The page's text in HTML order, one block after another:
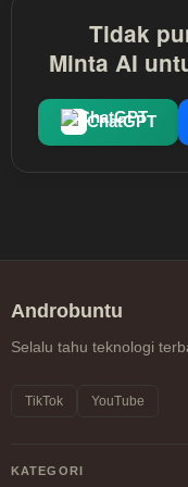
Tidak
Minta AI
ChatGPT
Androbuntu
Selalu tahu teknologi
TikTok YouTube
KATEGORI